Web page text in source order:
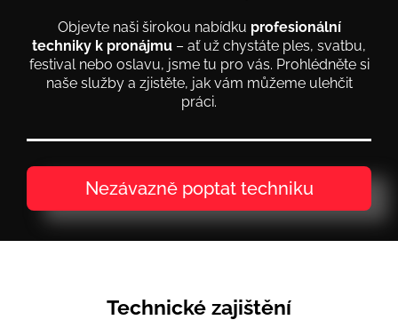
Objevte naši širokou nabídku profesionální
techniky k pronájmu – ať už chystáte ples, svatbu,
festival nebo oslavu, jsme tu pro vás. Prohlédněte si
naše služby a zjistěte, jak vám můžeme ulehčit
práci.
Nezávazně poptat techniku
Technické zajištění